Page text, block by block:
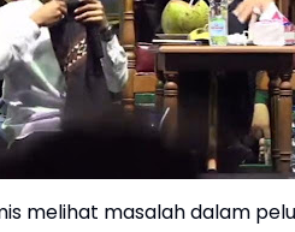
melihat masalah dalam